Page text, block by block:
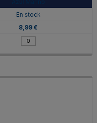
En stock
8,99 €